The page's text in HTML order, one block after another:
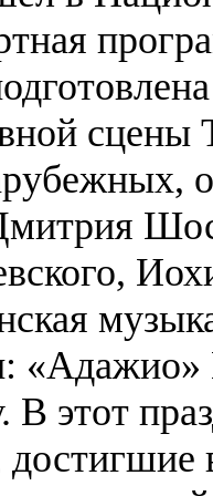
сцены
«Адажио»
этот